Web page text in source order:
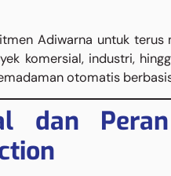
Adiwarna untuk terus
komersial, industri,
otomatis
dan